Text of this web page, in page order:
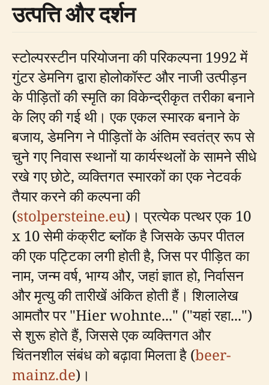
उत्पत्ति और दर्शन
स्टोल्परस्टीन परियोजना की परिकल्पना 1992 में
गुंटर डेमनिग द्वारा होलोकॉस्ट और नाजी उत्पीड़न
के पीड़ितों की स्मृति का विकेन्द्रीकृत तरीका बनाने
के लिए की गई थी। एक एकल स्मारक बनाने के
बजाय, डेमनिग ने पीड़ितों के अंतिम स्वतंत्र रूप से
चुने गए निवास स्थानों या कार्यस्थलों के सामने सीधे
रखे गए छोटे, व्यक्तिगत स्मारकों का एक नेटवर्क
तैयार करने की कल्पना की
(stolpersteine.eu)। प्रत्येक पत्थर एक 10
x 10 सेमी कंक्रीट ब्लॉक है जिसके ऊपर पीतल
की एक पट्टिका लगी होती है, जिस पर पीड़ित का
नाम, जन्म वर्ष, भाग्य और, जहां ज्ञात हो, निर्वासन
और मृत्यु की तारीखें अंकित होती हैं। शिलालेख
आमतौर पर "Hier wohnte..." ("यहां रहा...")
से शुरू होते हैं, जिससे एक व्यक्तिगत और
चिंतनशील संबंध को बढ़ावा मिलता है (beer-
mainz.de)।